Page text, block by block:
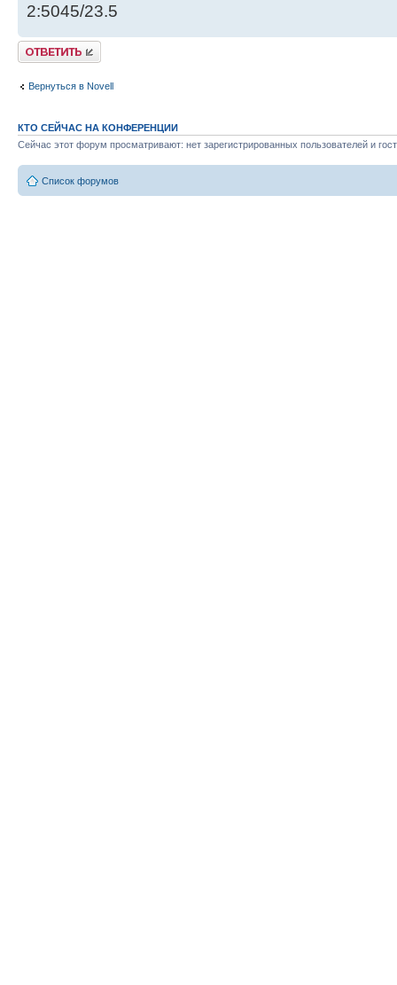
2:5045/23.5
Ответить
Вернуться в Novell
КТО СЕЙЧАС НА КОНФЕРЕНЦИИ
Сейчас этот форум просматривают: нет зарегистрированных пользователей и
Список форумов